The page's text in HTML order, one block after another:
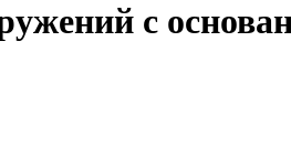
с